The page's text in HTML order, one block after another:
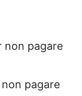
non pagare
pagare